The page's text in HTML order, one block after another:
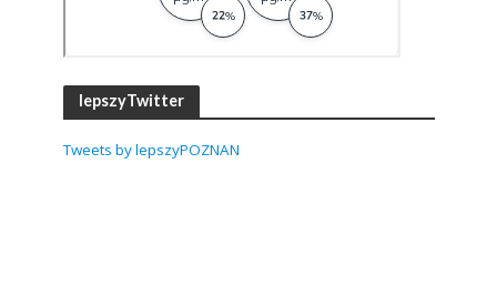
lepszyTwitter
Tweets by lepszyPOZNAN